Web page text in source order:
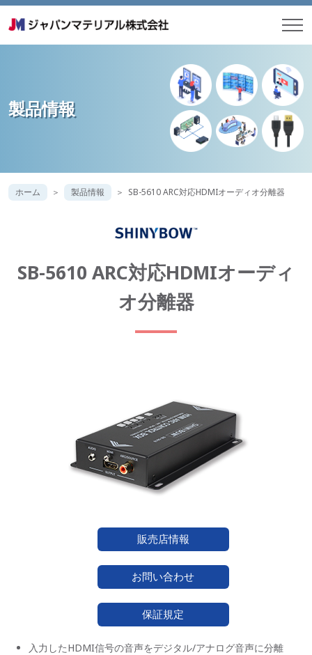
製品情報
ホーム 製品情報 SB-5610 ARC対応HDMIオーディオ分離器
SB-5610 ARC対応HDMIオーディ
オ分離器
販売店情報
お問い合わせ
保証規定
入力したHDMI信号の音声をデジタル/アナログ音声に分離